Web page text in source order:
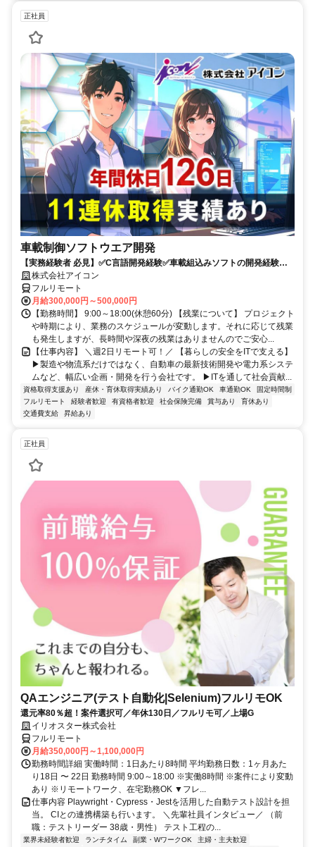
正社員
車載制御ソフトウエア開発
【実務経験者 必見】✅C言語開発経験✅車載組込みソフトの開発経験 ✅
年間休日126日+有給✅週2程度リモート可✅9時～18時勤務
株式会社アイコン
フルリモート
月給300,000円～500,000円
【勤務時間】 9:00～18:00(休憩60分) 【残業について】 プロジェクト
や時期により、業務のスケジュールが変動します。それに応じて残業
も発生しますが、長時間や深夜の残業はありませんのでご安心...
【仕事内容】 ＼週2日リモート可！／ 【暮らしの安全をITで支える】
▶製造や物流系だけではなく、自動車の最新技術開発や電力系システ
ムなど、幅広い企画・開発を行う会社です。 ▶ITを通して社会貢献...
資格取得支援あり 産休・育休取得実績あり バイク通勤OK 車通勤OK
固定時間制
フルリモート
経験者歓迎 有資格者歓迎 社会保険完備 賞与あり
育休あり
交通費支給
昇給あり
正社員
QAエンジニア(テスト自動化|Selenium)フルリモOK
還元率80％超！案件選択可／年休130日／フルリモ可／上場G
イリオスター株式会社
フルリモート
月給350,000円～1,100,000円
勤務時間詳細 実働時間：1日あたり8時間 平均勤務日数：1ヶ月あた
り18日 〜 22日 勤務時間 9:00～18:00 ※実働8時間 ※案件により変動
あり ※リモートワーク、在宅勤務OK ▼フレ...
仕事内容 Playwright・Cypress・Jestを活用した自動テスト設計を担
当。 CIとの連携構築も行います。 ＼先輩社員インタビュー／ （前
職：テストリーダー 38歳・男性） テスト工程の...
業界未経験者歓迎 ランチタイム 副業・WワークOK
主婦・主夫歓迎